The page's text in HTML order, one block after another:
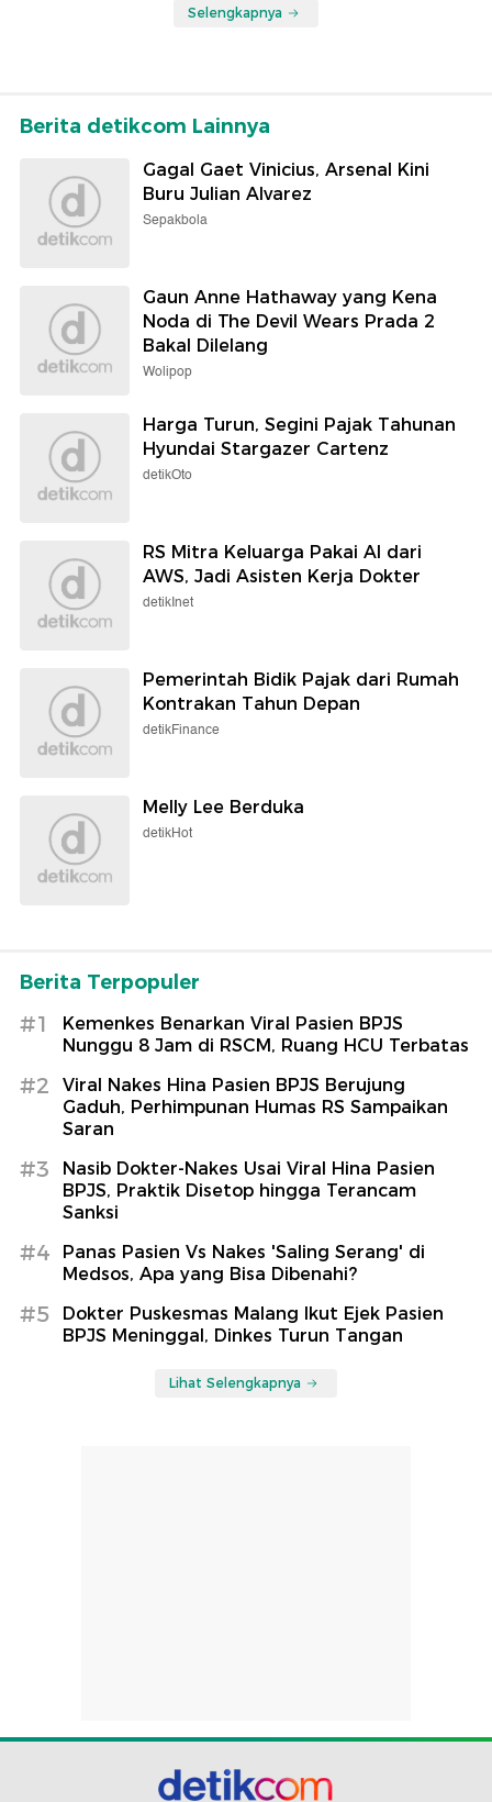
Selengkapnya
Berita detikcom Lainnya
Gagal Gaet Vinicius, Arsenal Kini
Buru Julian Alvarez
Sepakbola
Gaun Anne Hathaway yang Kena
Noda di The Devil Wears Prada 2
Bakal Dilelang
Wolipop
Harga Turun, Segini Pajak Tahunan
Hyundai Stargazer Cartenz
detikOto
RS Mitra Keluarga Pakai AI dari
AWS, Jadi Asisten Kerja Dokter
detikInet
Pemerintah Bidik Pajak dari Rumah
Kontrakan Tahun Depan
detikFinance
Melly Lee Berduka
detikHot
Berita Terpopuler
#1
Kemenkes Benarkan Viral Pasien BPJS
Nunggu 8 Jam di RSCM, Ruang HCU Terbatas
#2
Viral Nakes Hina Pasien BPJS Berujung
Gaduh, Perhimpunan Humas RS Sampaikan
Saran
#3
Nasib Dokter-Nakes Usai Viral Hina Pasien
BPJS, Praktik Disetop hingga Terancam
Sanksi
#4
Panas Pasien Vs Nakes 'Saling Serang' di
Medsos, Apa yang Bisa Dibenahi?
#5
Dokter Puskesmas Malang Ikut Ejek Pasien
BPJS Meninggal, Dinkes Turun Tangan
Lihat Selengkapnya